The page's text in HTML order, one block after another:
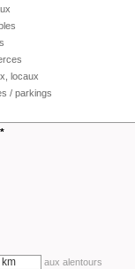
locaux
/ parkings
aux alentours